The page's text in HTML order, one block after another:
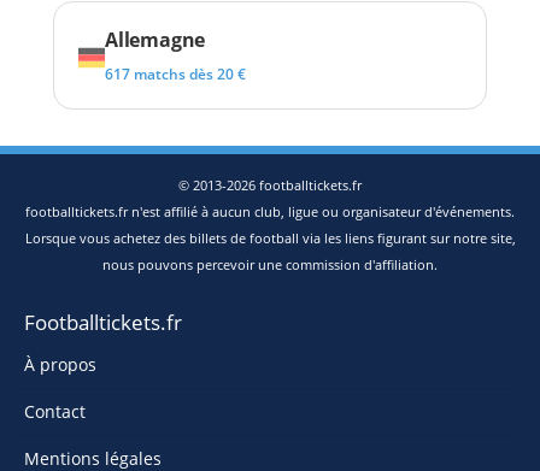
Allemagne
617 matchs dès 20 €
© 2013-2026 footballtickets.fr
footballtickets.fr n'est affilié à aucun club, ligue ou organisateur d'événements.
Lorsque vous achetez des billets de football via les liens figurant sur notre site,
nous pouvons percevoir une commission d'affiliation.
Footballtickets.fr
À propos
Contact
Mentions légales